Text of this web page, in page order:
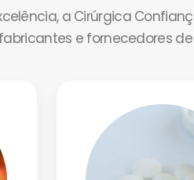
a Cirúrgica
e fornecedores